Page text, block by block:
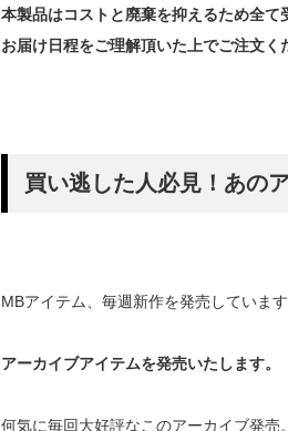
本製品はコストと廃棄を抑えるため全て
お届け日程をご理解頂いた上でご注文く
買い逃した人必見！あの
MBアイテム、毎週新作を発売しています
アーカイブアイテムを発売いたします。
何気に毎回大好評なこのアーカイブ発売。